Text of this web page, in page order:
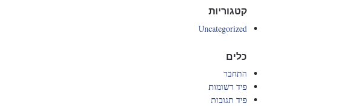
קטגוריות
Uncategorized
כלים
התחבר
פיד רשומות
פיד תגובות